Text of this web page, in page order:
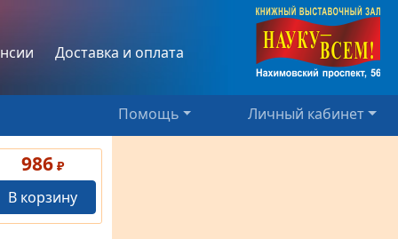
Доставка и оплата
Помощь Личный кабинет
986₽
В корзину